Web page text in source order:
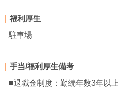
福利厚生
駐車場
手当/福利厚生備考
■退職金制度：勤続年数3年以上